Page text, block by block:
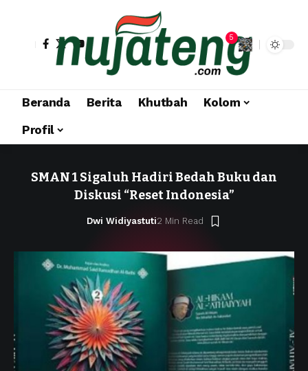
5
Beranda Berita Khutbah
Kolom
Profil
SMAN 1 Sigaluh Hadiri Bedah Buku dan
Diskusi “Reset Indonesia”
Dwi Widiyastuti2 Min Read